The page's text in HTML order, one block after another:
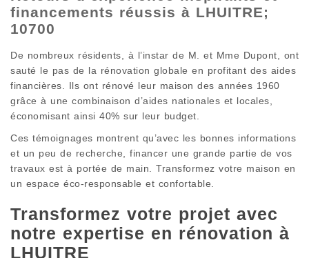
financements réussis à LHUITRE;
10700
De nombreux résidents, à l’instar de M. et Mme Dupont, ont
sauté le pas de la rénovation globale en profitant des aides
financières. Ils ont rénové leur maison des années 1960
grâce à une combinaison d’aides nationales et locales,
économisant ainsi 40% sur leur budget.
Ces témoignages montrent qu’avec les bonnes informations
et un peu de recherche, financer une grande partie de vos
travaux est à portée de main. Transformez votre maison en
un espace éco-responsable et confortable.
Transformez votre projet avec
notre expertise en rénovation à
LHUITRE